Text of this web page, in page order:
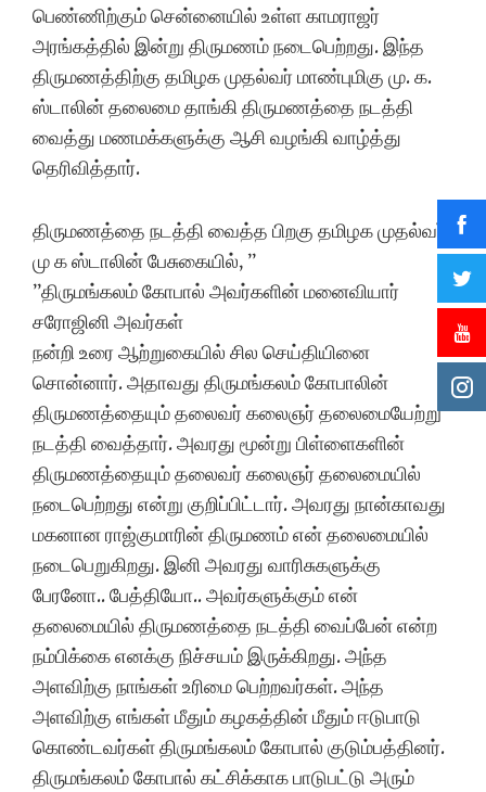
பெண்ணிற்கும் சென்னையில் உள்ள காமராஜர்
அரங்கத்தில் இன்று திருமணம் நடைபெற்றது. இந்த
திருமணத்திற்கு தமிழக முதல்வர் மாண்புமிகு மு. க.
ஸ்டாலின் தலைமை தாங்கி திருமணத்தை நடத்தி
வைத்து மணமக்களுக்கு ஆசி வழங்கி வாழ்த்து
தெரிவித்தார்.
திருமணத்தை நடத்தி வைத்த பிறகு தமிழக முதல்வர்
மு க ஸ்டாலின் பேசுகையில், ”
”திருமங்கலம் கோபால் அவர்களின் மனைவியார்
சரோஜினி அவர்கள்
நன்றி உரை ஆற்றுகையில் சில செய்தியினை
சொன்னார். அதாவது திருமங்கலம் கோபாலின்
திருமணத்தையும் தலைவர் கலைஞர் தலைமையேற்று
நடத்தி வைத்தார். அவரது மூன்று பிள்ளைகளின்
திருமணத்தையும் தலைவர் கலைஞர் தலைமையில்
நடைபெற்றது என்று குறிப்பிட்டார். அவரது நான்காவது
மகனான ராஜ்குமாரின் திருமணம் என் தலைமையில்
நடைபெறுகிறது. இனி அவரது வாரிசுகளுக்கு
பேரனோ.. பேத்தியோ.. அவர்களுக்கும் என்
தலைமையில் திருமணத்தை நடத்தி வைப்பேன் என்ற
நம்பிக்கை எனக்கு நிச்சயம் இருக்கிறது. அந்த
அளவிற்கு நாங்கள் உரிமை பெற்றவர்கள். அந்த
அளவிற்கு எங்கள் மீதும் கழகத்தின் மீதும் ஈடுபாடு
கொண்டவர்கள் திருமங்கலம் கோபால் குடும்பத்தினர்.
திருமங்கலம் கோபால் கட்சிக்காக பாடுபட்டு அரும்